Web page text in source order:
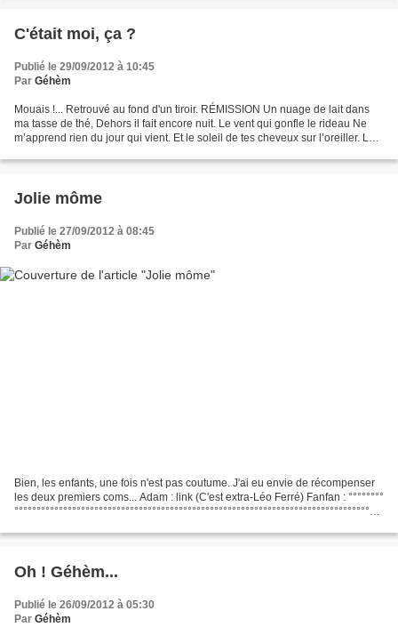
C'était moi, ça ?
Publié le 29/09/2012 à 10:45
Par Géhèm
Mouais !... Retrouvé au fond d'un tiroir. RÉMISSION Un nuage de lait dans
ma tasse de thé, Dehors il fait encore nuit. Le vent qui gonfle le rideau Ne
m’apprend rien du jour qui vient. Et le soleil de tes cheveux sur l’oreiller. La
Jolie môme
Publié le 27/09/2012 à 08:45
Par Géhèm
Bien, les enfants, une fois n'est pas coutume. J'ai eu envie de récompenser
les deux premiers coms... Adam : link (C'est extra-Léo Ferré) Fanfan : °°°°°°°°
°°°°°°°°°°°°°°°°°°°°°°°°°°°°°°°°°°°°°°°°°°°°°°°°°°°°°°°°°°°°°°°°°°°°°°°°°°°°°°°°°°°
Oh ! Géhèm...
Publié le 26/09/2012 à 05:30
Par Géhèm